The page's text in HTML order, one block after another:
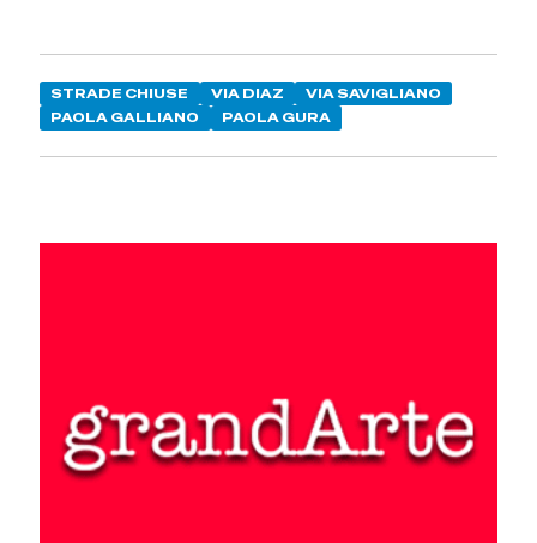
STRADE CHIUSE VIA DIAZ
VIA SAVIGLIANO
PAOLA GALLIANO
PAOLA GURA